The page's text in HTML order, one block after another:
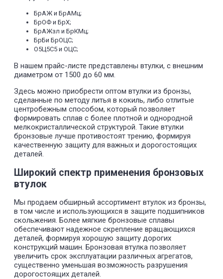
БрАЖ и БрАМц;
БрОФ и БрХ;
БрАЖзл и БрКМц;
БрБи БрОЦС;
О5Ц5С5 и ОЦС;
В нашем прайс-листе представлены втулки, с внешним
диаметром от 1500 до 60 мм.
Здесь можно приобрести оптом втулки из бронзы,
сделанные по методу литья в кокиль, либо отлитые
центробежным способом, который позволяет
формировать сплав с более плотной и однородной
мелкокристаллической структурой. Такие втулки
бронзовые лучше противостоят трению, формируя
качественную защиту для важных и дорогостоящих
деталей.
Широкий спектр применения бронзовых
втулок
Мы продаем обширный ассортимент втулок из бронзы,
в том числе и использующихся в защите подшипников
скольжения. Более мягкие бронзовые сплавы
обеспечивают надежное скрепление вращающихся
деталей, формируя хорошую защиту дорогих
конструкций машин. Бронзовая втулка позволяет
увеличить срок эксплуатации различных агрегатов,
существенно уменьшая возможность разрушения
дорогостоящих деталей.